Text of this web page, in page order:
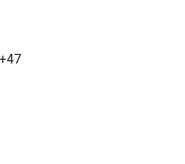
себе спокойствие в
пунктом
радостно
долгосрочного и
+47